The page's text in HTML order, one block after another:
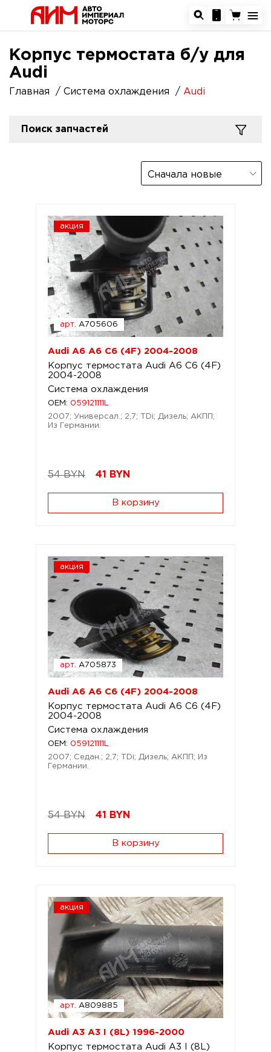
Корпус термостата б/у для
Audi
Главная Система охлаждения Audi
Поиск запчастей
Сначала новые
акция
арт. A705606
Audi A6 A6 C6 (4F) 2004-2008
Корпус термостата Audi A6 C6 (4F)
2004-2008
Система охлаждения
OEM: 059121111L
2007; Универсал.; 2,7; TDi; Дизель; АКПП;
Из Германии.
54 BYN 41 BYN
В корзину
акция
арт. A705873
Audi A6 A6 C6 (4F) 2004-2008
Корпус термостата Audi A6 C6 (4F)
2004-2008
Система охлаждения
OEM: 059121111L
2007; Седан.; 2,7; TDi; Дизель; АКПП; Из
Германии.
54 BYN 41 BYN
В корзину
акция
арт. A809885
Audi A3 A3 I (8L) 1996-2000
Корпус термостата Audi A3 I (8L)